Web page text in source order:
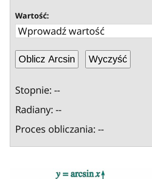
Wartość:
Oblicz Arcsin Wyczyść
Stopnie: --
Radiany: --
Proces obliczania: --